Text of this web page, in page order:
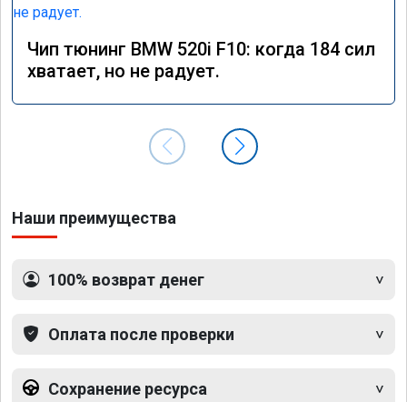
Чип тюнинг BMW 520i F10: когда 184 сил
хватает, но не радует.
Наши преимущества
100% возврат денег
Оплата после проверки
Сохранение ресурса